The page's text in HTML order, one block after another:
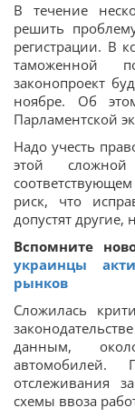
В течение
решить
регистрации. В
таможенной
законопроект
ноябре. Об
Парламентской
Надо учесть
этой
риск, что
допустят другие,
Вспомните
украинцы
рынков
Сложилась
данным,
отслеживания
схемы ввоза